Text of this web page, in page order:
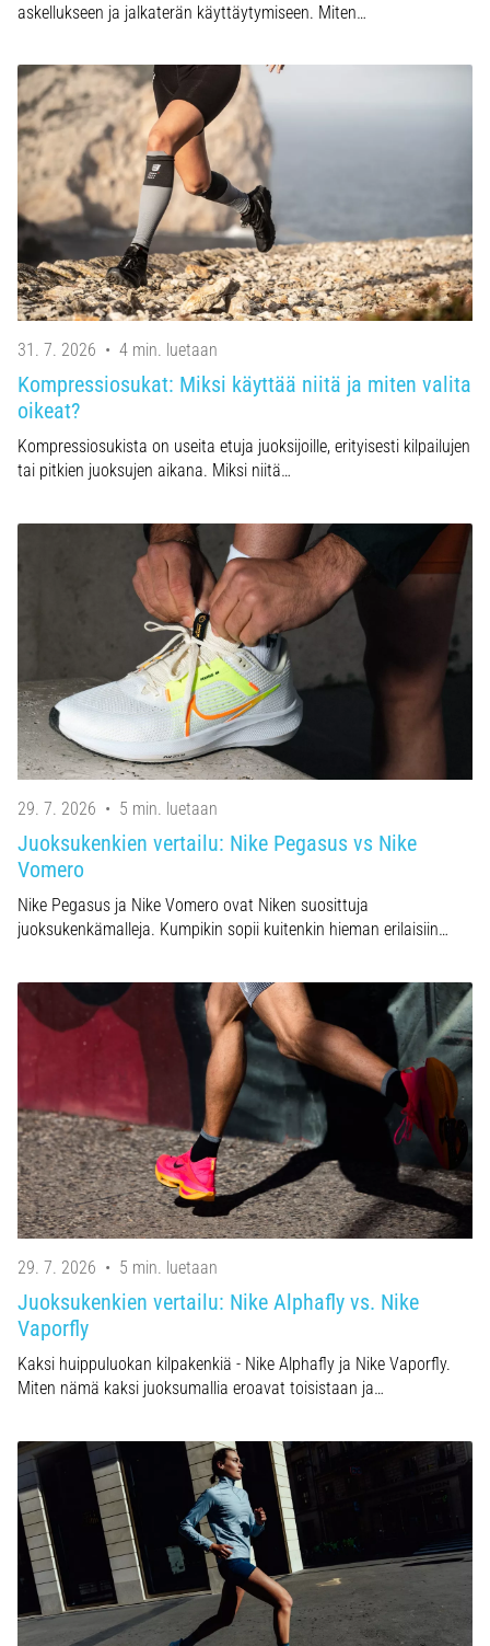
askellukseen ja jalkaterän käyttäytymiseen. Miten…
31. 7. 2026 • 4 min. luetaan
Kompressiosukat: Miksi käyttää niitä ja miten valita
oikeat?
Kompressiosukista on useita etuja juoksijoille, erityisesti kilpailujen
tai pitkien juoksujen aikana. Miksi niitä…
29. 7. 2026 • 5 min. luetaan
Juoksukenkien vertailu: Nike Pegasus vs Nike
Vomero
Nike Pegasus ja Nike Vomero ovat Niken suosittuja
juoksukenkämalleja. Kumpikin sopii kuitenkin hieman erilaisiin…
29. 7. 2026 • 5 min. luetaan
Juoksukenkien vertailu: Nike Alphafly vs. Nike
Vaporfly
Kaksi huippuluokan kilpakenkiä - Nike Alphafly ja Nike Vaporfly.
Miten nämä kaksi juoksumallia eroavat toisistaan ja…